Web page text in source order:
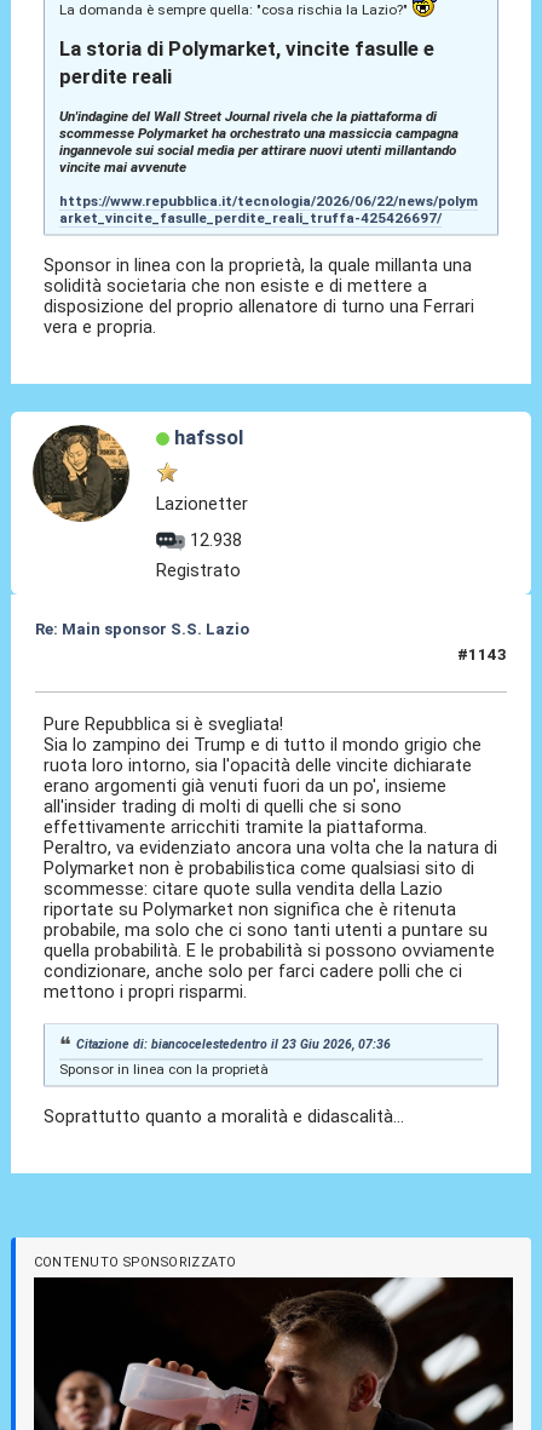
La domanda è sempre quella: "cosa rischia la Lazio?"
La storia di Polymarket, vincite fasulle e
perdite reali
Un'indagine del Wall Street Journal rivela che la piattaforma di
scommesse Polymarket ha orchestrato una massiccia campagna
ingannevole sui social media per attirare nuovi utenti millantando
vincite mai avvenute
https://www.repubblica.it/tecnologia/2026/06/22/news/polym
arket_vincite_fasulle_perdite_reali_truffa-425426697/
Sponsor in linea con la proprietà, la quale millanta una
solidità societaria che non esiste e di mettere a
disposizione del proprio allenatore di turno una Ferrari
vera e propria.
hafssol
Lazionetter
12.938
Registrato
Re: Main sponsor S.S. Lazio
#1143
Pure Repubblica si è svegliata!
Sia lo zampino dei Trump e di tutto il mondo grigio che
ruota loro intorno, sia l'opacità delle vincite dichiarate
erano argomenti già venuti fuori da un po', insieme
all'insider trading di molti di quelli che si sono
effettivamente arricchiti tramite la piattaforma.
Peraltro, va evidenziato ancora una volta che la natura di
Polymarket non è probabilistica come qualsiasi sito di
scommesse: citare quote sulla vendita della Lazio
riportate su Polymarket non significa che è ritenuta
probabile, ma solo che ci sono tanti utenti a puntare su
quella probabilità. E le probabilità si possono ovviamente
condizionare, anche solo per farci cadere polli che ci
mettono i propri risparmi.
Citazione di: biancocelestedentro il 23 Giu 2026, 07:36
Sponsor in linea con la proprietà
Soprattutto quanto a moralità e didascalità...
CONTENUTO SPONSORIZZATO